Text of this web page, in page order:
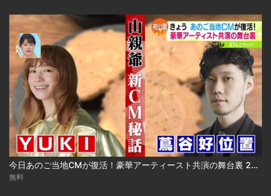
今日あのご当地CMが復活！豪華アーティースト共演の舞台裏 2024.03.18放送
無料